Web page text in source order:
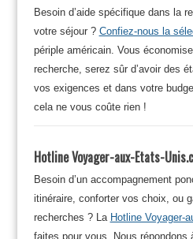
Besoin d’aide spécifique dans la
votre séjour ? Confiez-nous la
périple américain. Vous
recherche, serez sûr d’avoir des
vos exigences et dans votre
cela ne vous coûte rien !
Hotline Voyager-aux-Etats-
Besoin d’un accompagnement
itinéraire, conforter vos choix, ou
recherches ? La Hotline Voyager-
faites pour vous. Nous